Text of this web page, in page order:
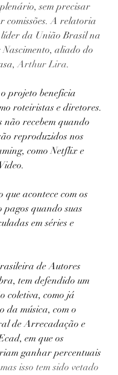
sem precisar
comissões. A relatoria
da União Brasil na
aliado do
Arthur Lira.
projeto beneficia
roteiristas e diretores.
não recebem quando
reproduzidos nos
como Netflix e
acontece com os
pagos quando suas
em séries e
de Autores
tem defendido um
coletiva, como já
da música, com o
de Arrecadação e
em que os
ganhar percentuais
mas isso tem sido vetado